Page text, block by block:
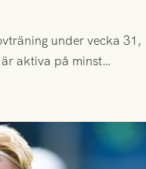
under vecka 31,
aktiva på minst